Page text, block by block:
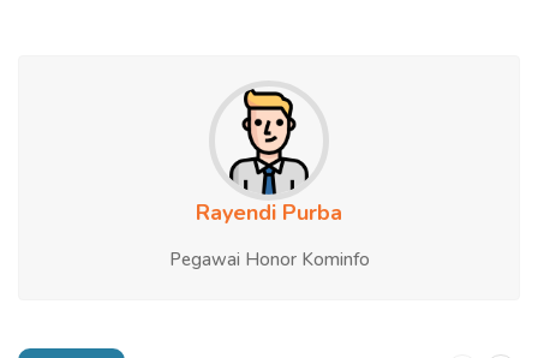
Rayendi Purba
Pegawai Honor Kominfo